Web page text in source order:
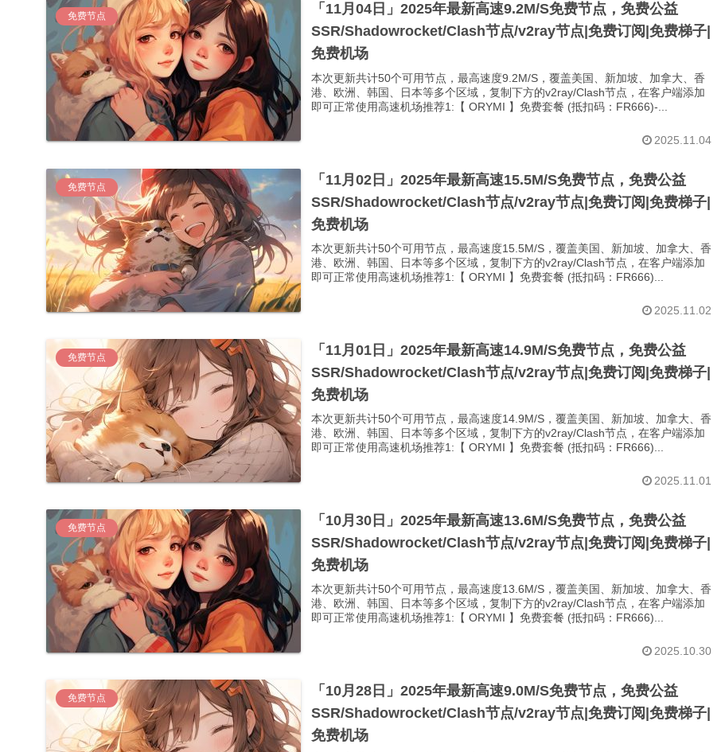
免费节点
「11月04日」2025年最新高速9.2M/S免费节点，免费公益
SSR/Shadowrocket/Clash节点/v2ray节点|免费订阅|免费梯子|
免费机场
本次更新共计50个可用节点，最高速度9.2M/S，覆盖美国、新加坡、加拿大、香
港、欧洲、韩国、日本等多个区域，复制下方的v2ray/Clash节点，在客户端添加
即可正常使用高速机场推荐1:【 ORYMI 】免费套餐 (抵扣码：FR666)-...
2025.11.04
免费节点
「11月02日」2025年最新高速15.5M/S免费节点，免费公益
SSR/Shadowrocket/Clash节点/v2ray节点|免费订阅|免费梯子|
免费机场
本次更新共计50个可用节点，最高速度15.5M/S，覆盖美国、新加坡、加拿大、香
港、欧洲、韩国、日本等多个区域，复制下方的v2ray/Clash节点，在客户端添加
即可正常使用高速机场推荐1:【 ORYMI 】免费套餐 (抵扣码：FR666)...
2025.11.02
免费节点
「11月01日」2025年最新高速14.9M/S免费节点，免费公益
SSR/Shadowrocket/Clash节点/v2ray节点|免费订阅|免费梯子|
免费机场
本次更新共计50个可用节点，最高速度14.9M/S，覆盖美国、新加坡、加拿大、香
港、欧洲、韩国、日本等多个区域，复制下方的v2ray/Clash节点，在客户端添加
即可正常使用高速机场推荐1:【 ORYMI 】免费套餐 (抵扣码：FR666)...
2025.11.01
免费节点
「10月30日」2025年最新高速13.6M/S免费节点，免费公益
SSR/Shadowrocket/Clash节点/v2ray节点|免费订阅|免费梯子|
免费机场
本次更新共计50个可用节点，最高速度13.6M/S，覆盖美国、新加坡、加拿大、香
港、欧洲、韩国、日本等多个区域，复制下方的v2ray/Clash节点，在客户端添加
即可正常使用高速机场推荐1:【 ORYMI 】免费套餐 (抵扣码：FR666)...
2025.10.30
免费节点
「10月28日」2025年最新高速9.0M/S免费节点，免费公益
SSR/Shadowrocket/Clash节点/v2ray节点|免费订阅|免费梯子|
免费机场